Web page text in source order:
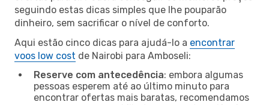
seguindo estas dicas simples que lhe pouparão
dinheiro, sem sacrificar o nível de conforto.
Aqui estão cinco dicas para ajudá-lo a encontrar
voos low cost de Nairobi para Amboseli:
Reserve com antecedência: embora algumas
pessoas esperem até ao último minuto para
encontrar ofertas mais baratas, recomendamos